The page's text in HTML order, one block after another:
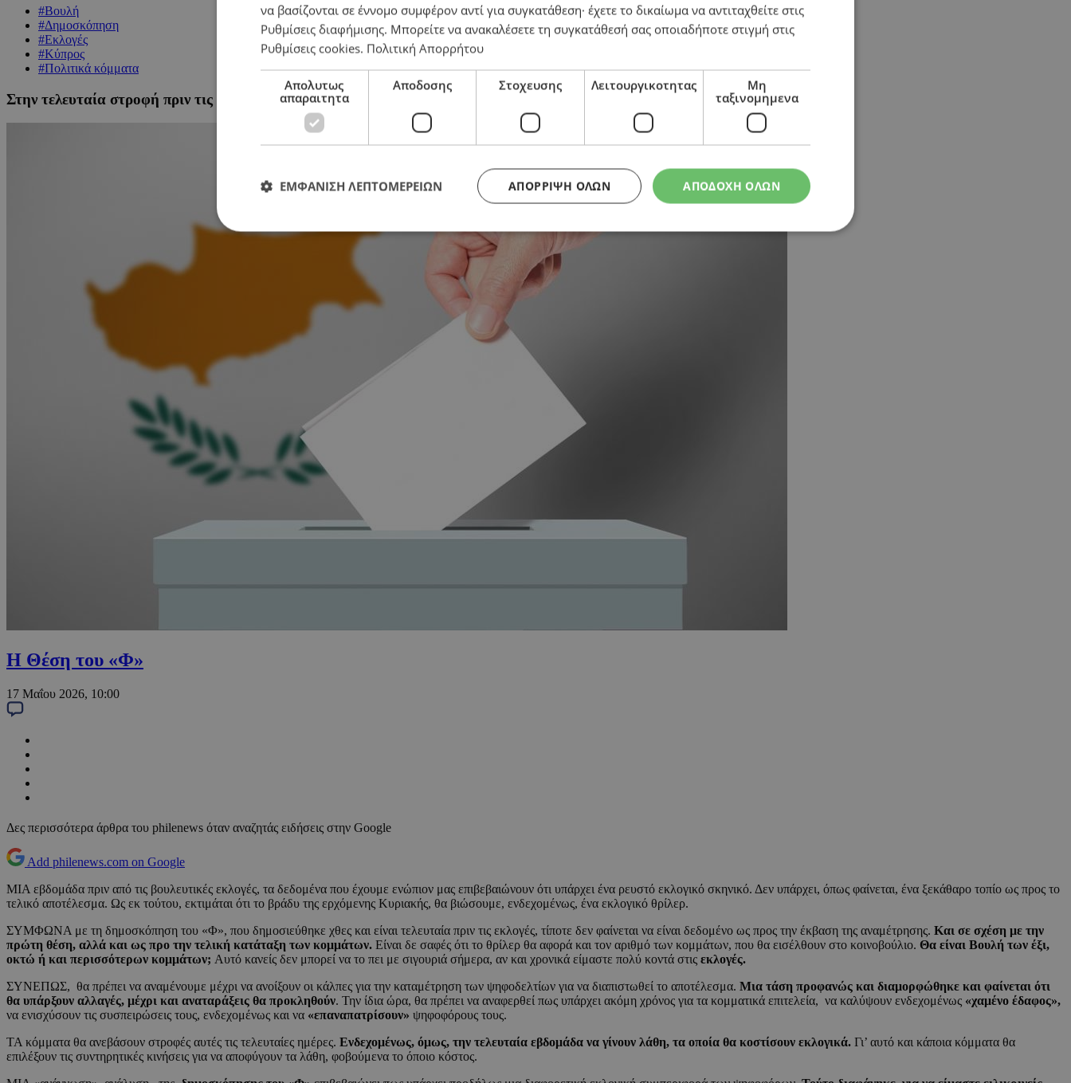
#Βουλή
#Δημοσκόπηση
#Εκλογές
#Κύπρος
#Πολιτικά κόμματα
Στην τελευταία στροφή πριν τις εκλογές
Η Θέση του «Φ»
17 Μαΐου 2026, 10:00
Δες περισσότερα άρθρα του philenews όταν αναζητάς ειδήσεις στην Google
Add philenews.com on Google
ΜΙΑ εβδομάδα πριν από τις βουλευτικές εκλογές, τα δεδομένα που έχουμε ενώπιον μας επιβεβαιώνουν ότι υπάρχει ένα ρευστό εκλογικό σκηνικό. Δεν υπάρχει, όπως φαίνεται, ένα ξεκάθαρο τοπίο ως προς το
τελικό αποτέλεσμα. Ως εκ τούτου, εκτιμάται ότι το βράδυ της ερχόμενης Κυριακής, θα βιώσουμε, ενδεχομένως, ένα εκλογικό θρίλερ.
ΣΥΜΦΩΝΑ με τη δημοσκόπηση του «Φ», που δημοσιεύθηκε χθες και είναι τελευταία πριν τις εκλογές, τίποτε δεν φαίνεται να είναι δεδομένο ως προς την έκβαση της αναμέτρησης. Και σε σχέση με την
πρώτη θέση, αλλά και ως προ την τελική κατάταξη των κομμάτων. Είναι δε σαφές ότι το θρίλερ θα αφορά και τον αριθμό των κομμάτων, που θα εισέλθουν στο κοινοβούλιο. Θα είναι Βουλή των έξι,
οκτώ ή και περισσότερων κομμάτων; Αυτό κανείς δεν μπορεί να το πει με σιγουριά σήμερα, αν και χρονικά είμαστε πολύ κοντά στις εκλογές.
ΣΥΝΕΠΩΣ, θα πρέπει να αναμένουμε μέχρι να ανοίξουν οι κάλπες για την καταμέτρηση των ψηφοδελτίων για να διαπιστωθεί το αποτέλεσμα. Μια τάση προφανώς και διαμορφώθηκε και φαίνεται ότι
θα υπάρξουν αλλαγές, μέχρι και αναταράξεις θα προκληθούν. Την ίδια ώρα, θα πρέπει να αναφερθεί πως υπάρχει ακόμη χρόνος για τα κομματικά επιτελεία, να καλύψουν ενδεχομένως «χαμένο έδαφος»,
να ενισχύσουν τις συσπειρώσεις τους, ενδεχομένως και να «επαναπατρίσουν» ψηφοφόρους τους.
ΤΑ κόμματα θα ανεβάσουν στροφές αυτές τις τελευταίες ημέρες. Ενδεχομένως, όμως, την τελευταία εβδομάδα να γίνουν λάθη, τα οποία θα κοστίσουν εκλογικά. Γι’ αυτό και κάποια κόμματα θα
επιλέξουν τις συντηρητικές κινήσεις για να αποφύγουν τα λάθη, φοβούμενα το όποιο κόστος.
να βασίζονται σε έννομο συμφέρον αντί για συγκατάθεση· έχετε το δικαίωμα να αντιταχθείτε στις
Ρυθμίσεις διαφήμισης. Μπορείτε να ανακαλέσετε τη συγκατάθεσή σας οποιαδήποτε στιγμή στις
Ρυθμίσεις cookies. Πολιτική Απορρήτου
Απολυτως
απαραιτητα
Αποδοσης Στοχευσης Λειτουργικοτητας
Μη
ταξινομημενα
ΑΠΟΔΟΧΗ ΟΛΩΝ
ΑΠΌΡΡΙΨΗ ΌΛΩΝ
ΕΜΦΑΝΙΣΗ ΛΕΠΤΟΜΕΡΕΙΩΝ